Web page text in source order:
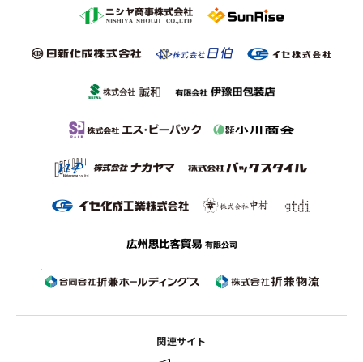
関連サイト